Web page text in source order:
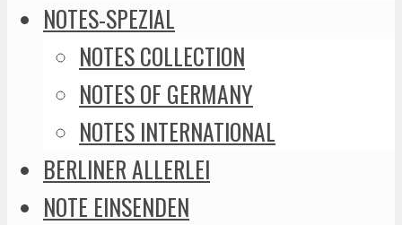
NOTES-SPEZIAL
NOTES COLLECTION
NOTES OF GERMANY
NOTES INTERNATIONAL
BERLINER ALLERLEI
NOTE EINSENDEN